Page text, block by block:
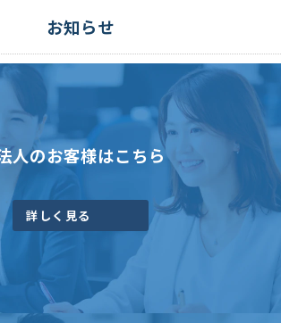
お知らせ
人のお客様はこちら
詳しく見る